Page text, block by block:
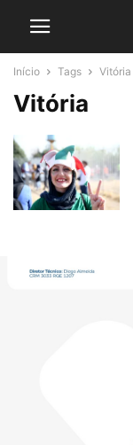
Início Tags Vitória
Vitória